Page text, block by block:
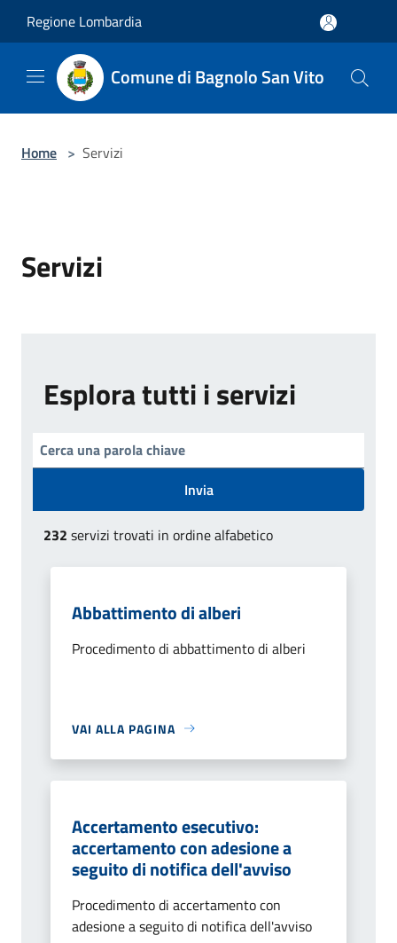
Regione Lombardia
Comune di Bagnolo San Vito
Home > Servizi
Servizi
Esplora tutti i servizi
Invia
232 servizi trovati in ordine alfabetico
Abbattimento di alberi
Procedimento di abbattimento di alberi
VAI ALLA PAGINA
Accertamento esecutivo:
accertamento con adesione a
seguito di notifica dell'avviso
Procedimento di accertamento con
adesione a seguito di notifica dell'avviso